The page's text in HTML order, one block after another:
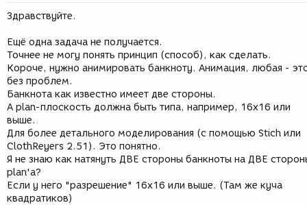
н
я
Здравствуйте.
Ещё одна задача не получается.
Точнее не могу понять принцип (способ), как сделать.
Короче, нужно анимировать банкноту. Анимация, любая -
без проблем.
Банкнота как известно имеет две стороны.
А plan-плоскость должна быть типа, например, 16x16 или
выше.
Для более детального моделирования (с помощью Stich или
ClothReyers 2.51). Это понятно.
Я не знаю как натянуть ДВЕ стороны банкноты на ДВЕ
plan'a?
Если у него "разрешение" 16x16 или выше. (Там же куча
квадратиков)